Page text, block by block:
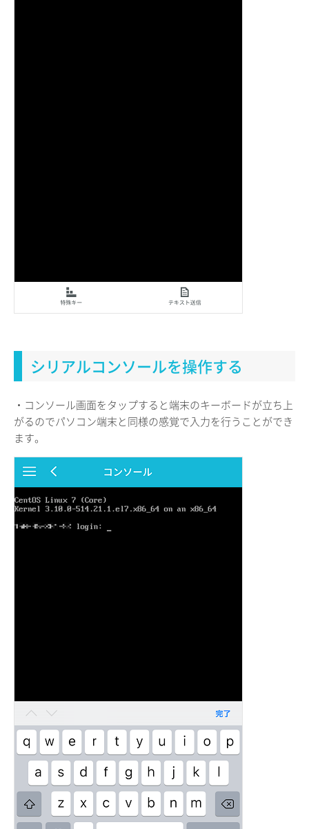
シリアルコンソールを操作する
・コンソール画面をタップすると端末のキーボードが立ち上
がるのでパソコン端末と同様の感覚で入力を行うことができ
ます。